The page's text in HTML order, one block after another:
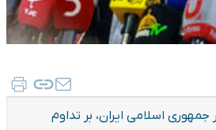
اسلامی ایران، بر تداوم